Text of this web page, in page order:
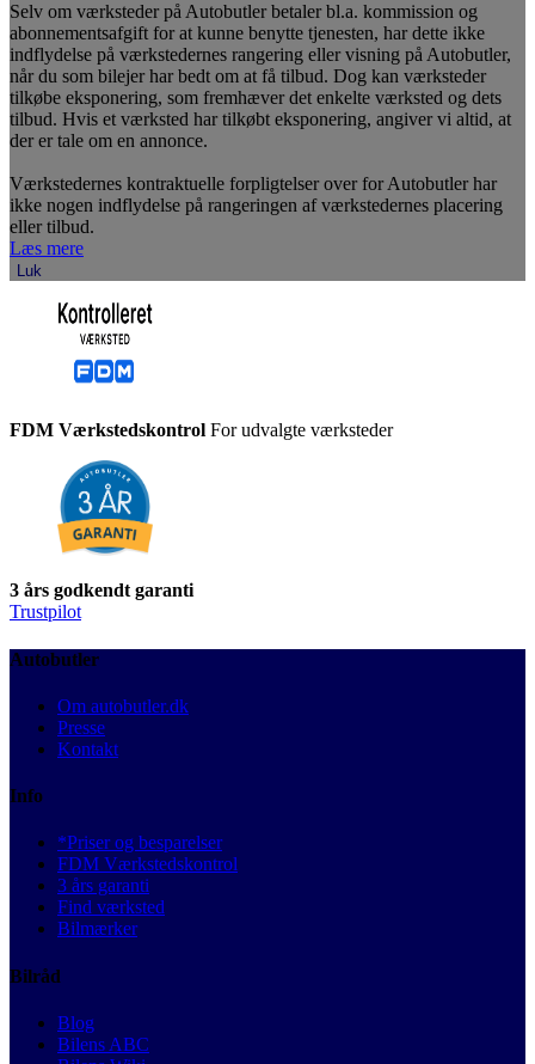
Selv om værksteder på Autobutler betaler bl.a. kommission og
abonnementsafgift for at kunne benytte tjenesten, har dette ikke
indflydelse på værkstedernes rangering eller visning på Autobutler,
når du som bilejer har bedt om at få tilbud. Dog kan værksteder
tilkøbe eksponering, som fremhæver det enkelte værksted og dets
tilbud. Hvis et værksted har tilkøbt eksponering, angiver vi altid, at
der er tale om en annonce.
Værkstedernes kontraktuelle forpligtelser over for Autobutler har
ikke nogen indflydelse på rangeringen af værkstedernes placering
eller tilbud.
Læs mere
Luk
FDM Værkstedskontrol For udvalgte værksteder
3 års godkendt garanti
Trustpilot
Autobutler
Om autobutler.dk
Presse
Kontakt
Info
*Priser og besparelser
FDM Værkstedskontrol
3 års garanti
Find værksted
Bilmærker
Bilråd
Blog
Bilens ABC